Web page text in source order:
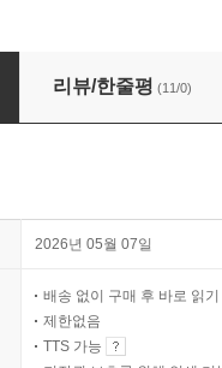
리뷰/한줄평 (11/0)
2026년 05월 07일
배송 없이 구매 후 바로 읽기
제한없음
TTS 가능